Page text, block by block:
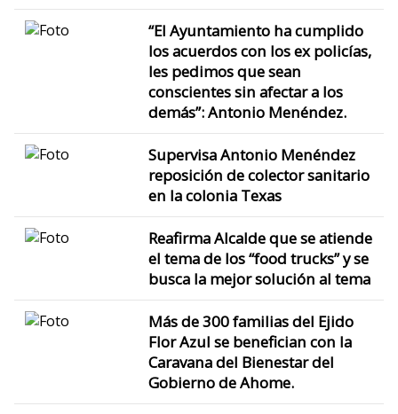
“El Ayuntamiento ha cumplido
los acuerdos con los ex policías,
les pedimos que sean
conscientes sin afectar a los
demás”: Antonio Menéndez.
Supervisa Antonio Menéndez
reposición de colector sanitario
en la colonia Texas
Reafirma Alcalde que se atiende
el tema de los “food trucks” y se
busca la mejor solución al tema
Más de 300 familias del Ejido
Flor Azul se benefician con la
Caravana del Bienestar del
Gobierno de Ahome.